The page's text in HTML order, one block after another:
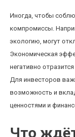
Иногда, чтобы
компромиссы.
экологию, могут
Экономическая
негативно
Для инвесторов
возможность и
ценностями и
Что